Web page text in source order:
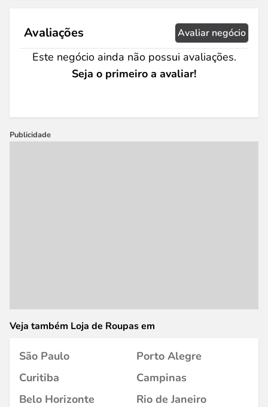
Avaliações Avaliar negócio
Este negócio ainda não possui avaliações.
Seja o primeiro a avaliar!
Publicidade
Veja também Loja de Roupas em
São Paulo
Porto Alegre
Curitiba
Campinas
Belo Horizonte
Rio de Janeiro